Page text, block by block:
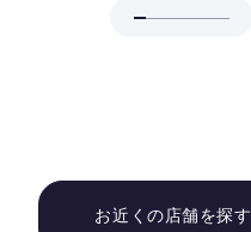
お近くの店舗を探す